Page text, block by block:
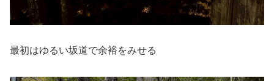
最初はゆるい坂道で余裕をみせる